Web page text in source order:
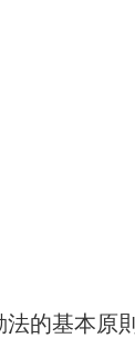
的基本原